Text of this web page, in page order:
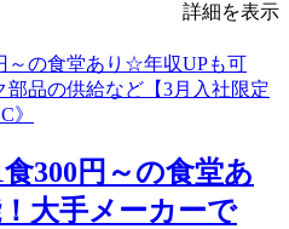
詳細を表示
300円～の食堂あ
大手メーカーで